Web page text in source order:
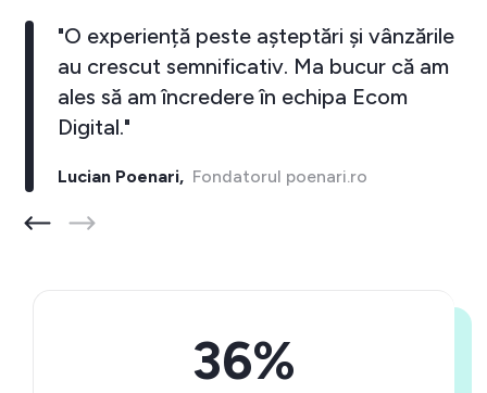
"O experiență peste așteptări și vânzările
au crescut semnificativ. Ma bucur că am
ales să am încredere în echipa Ecom
Digital."
Lucian Poenari,Fondatorul poenari.ro
36%